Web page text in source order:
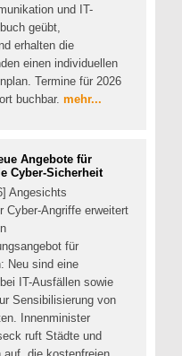
und IT-
geübt,
erhalten die
einen individuellen
Termine für 2026
buchbar. mehr...
Angebote für
Cyber-Sicherheit
Angesichts
Cyber-Angriffe erweitert
für
Neu sind eine
IT-Ausfällen sowie
Sensibilisierung von
Innenminister
ruft Städte und